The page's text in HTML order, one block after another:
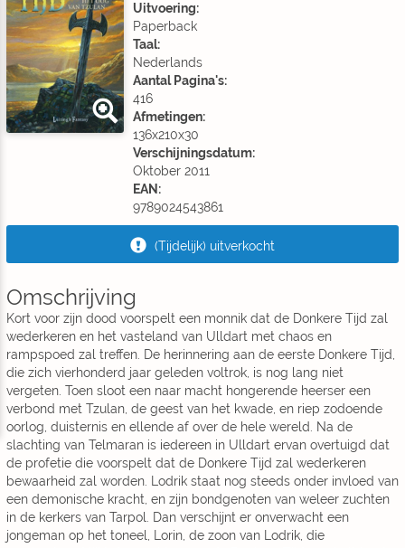
Uitvoering:
Paperback
Taal:
Nederlands
Aantal Pagina's:
416
Afmetingen:
136x210x30
Verschijningsdatum:
Oktober 2011
EAN:
9789024543861
(Tijdelijk) uitverkocht
Omschrijving
Kort voor zijn dood voorspelt een monnik dat de Donkere Tijd zal
wederkeren en het vasteland van Ulldart met chaos en
rampspoed zal treffen. De herinnering aan de eerste Donkere Tijd,
die zich vierhonderd jaar geleden voltrok, is nog lang niet
vergeten. Toen sloot een naar macht hongerende heerser een
verbond met Tzulan, de geest van het kwade, en riep zodoende
oorlog, duisternis en ellende af over de hele wereld. Na de
slachting van Telmaran is iedereen in Ulldart ervan overtuigd dat
de profetie die voorspelt dat de Donkere Tijd zal wederkeren
bewaarheid zal worden. Lodrik staat nog steeds onder invloed van
een demonische kracht, en zijn bondgenoten van weleer zuchten
in de kerkers van Tarpol. Dan verschijnt er onverwacht een
jongeman op het toneel, Lorin, de zoon van Lodrik, die